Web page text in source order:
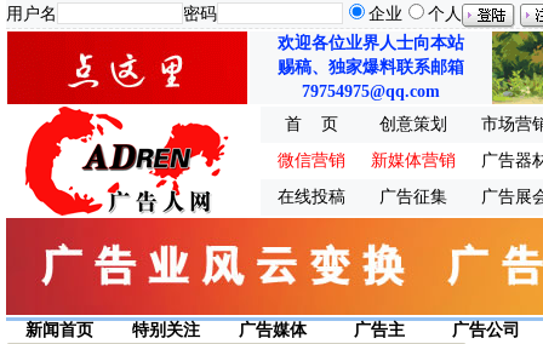
用户名 密码 企业
个人
欢迎各位业界人士向本站
赐稿、独家爆料联系邮箱
79754975@qq.com
首 页
创意策划
市场营
微信营销
新媒体营销
广告器
在线投稿
广告征集 广告展
新闻首页 特别关注 广告媒体 广告主 广告公司